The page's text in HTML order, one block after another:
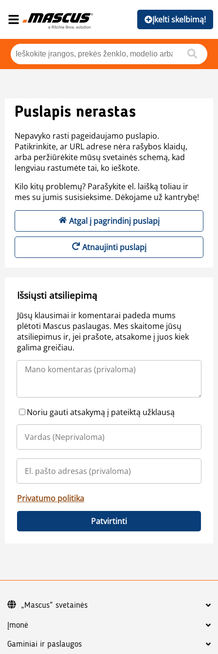
Įkelti skelbimą!
Puslapis nerastas
Nepavyko rasti pageidaujamo puslapio.
Patikrinkite, ar URL adrese nėra rašybos klaidų,
arba peržiūrėkite mūsų svetainės schemą, kad
lengviau rastumėte tai, ko ieškote.
Kilo kitų problemų? Parašykite el. laišką toliau ir
mes su jumis susisieksime. Dėkojame už kantrybę!
Atgal į pagrindinį puslapį
Atnaujinti puslapį
Išsiųsti atsiliepimą
Jūsų klausimai ir komentarai padeda mums
plėtoti Mascus paslaugas. Mes skaitome jūsų
atsiliepimus ir, jei prašote, atsakome į juos kiek
galima greičiau.
Noriu gauti atsakymą į pateiktą užklausą
Privatumo politika
Patvirtinti
Įmonė
Gaminiai ir paslaugos
„Mascus“ svetainės